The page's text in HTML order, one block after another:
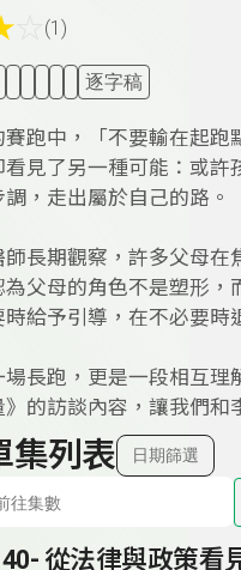
(1)
逐字稿
賽跑中，「不要輸在起
看見了另一種可能：或
調，走出屬於自己的路。
師長期觀察，許多父母
為父母的角色不是塑形
給予引導，在不必要時
場長跑，更是一段相互
的訪談內容，讓我們和
集列表 日期篩選
40- 從法律與政策看